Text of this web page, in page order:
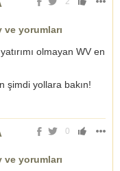
ve yorumları
olmayan WV en
şimdi yollara bakın!
0
ve yorumları